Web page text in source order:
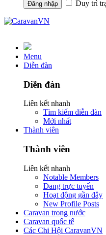
Duy trì
Menu
Diễn đàn
Diễn đàn
Liên kết nhanh
Tìm kiếm diễn đàn
Mới nhất
Thành viên
Thành viên
Liên kết nhanh
Notable Members
Đang trực tuyến
Hoạt động gần đây
New Profile Posts
Caravan trong nước
Caravan quốc tế
Các Chi Hội CaravanVN